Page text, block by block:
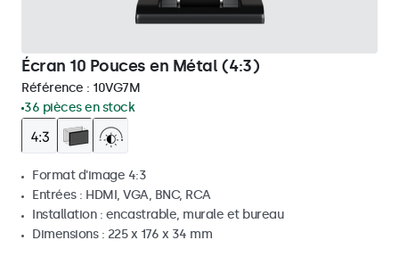
Écran 10 Pouces en Métal (4:3)
Référence : 10VG7M
36 pièces en stock
Format d'image 4:3
Entrées : HDMI, VGA, BNC, RCA
Installation : encastrable, murale et bureau
Dimensions : 225 x 176 x 34 mm